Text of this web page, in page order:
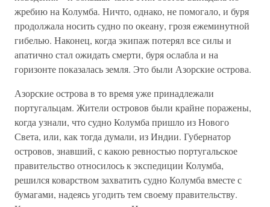
жребию на Колумба. Ничто, однако, не помогало, и буря
продолжала носить судно по океану, грозя ежеминутной
гибелью. Наконец, когда экипаж потерял все силы и
апатично стал ожидать смерти, буря ослабла и на
горизонте показалась земля. Это были Азорские острова.
Азорские острова в то время уже принадлежали
португальцам. Жители островов были крайне поражены,
когда узнали, что судно Колумба пришло из Нового
Света, или, как тогда думали, из Индии. Губернатор
островов, знавший, с какою ревностью португальское
правительство относилось к экспедиции Колумба,
решился коварством захватить судно Колумба вместе с
бумагами, надеясь угодить тем своему правительству.